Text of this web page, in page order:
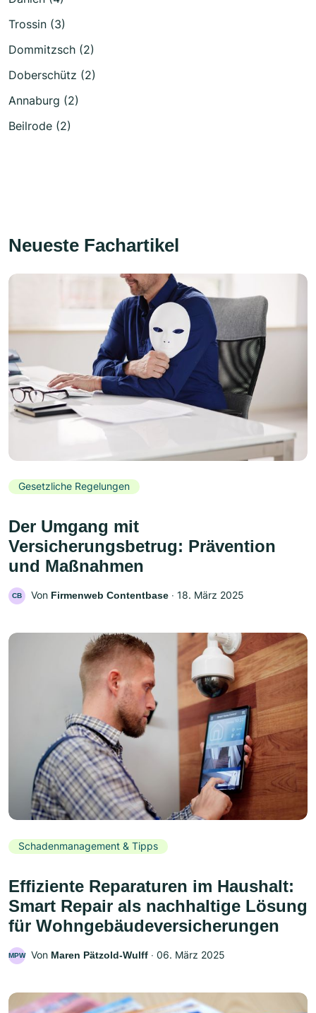
Trossin (3)
Dommitzsch (2)
Doberschütz (2)
Annaburg (2)
Beilrode (2)
Neueste Fachartikel
Gesetzliche Regelungen
Der Umgang mit
Versicherungsbetrug: Prävention
und Maßnahmen
CB Von Firmenweb Contentbase ‧ 18. März 2025
Schadenmanagement & Tipps
Effiziente Reparaturen im Haushalt:
Smart Repair als nachhaltige Lösung
für Wohngebäudeversicherungen
MPW Von Maren Pätzold-Wulff ‧ 06. März 2025